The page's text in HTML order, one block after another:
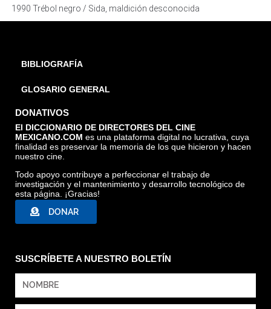
1990 Trébol negro / Sida, maldición desconocida
BIBLIOGRAFÍA
GLOSARIO GENERAL
DONATIVOS
El DICCIONARIO DE DIRECTORES DEL CINE
MEXICANO.COM es una plataforma digital no lucrativa, cuya
finalidad es preservar la memoria de los que hicieron y hacen
nuestro cine.
Todo apoyo contribuye a perfeccionar el trabajo de
investigación y el mantenimiento y desarrollo tecnológico de
esta página. ¡Gracias!
DONAR
SUSCRÍBETE A NUESTRO BOLETÍN